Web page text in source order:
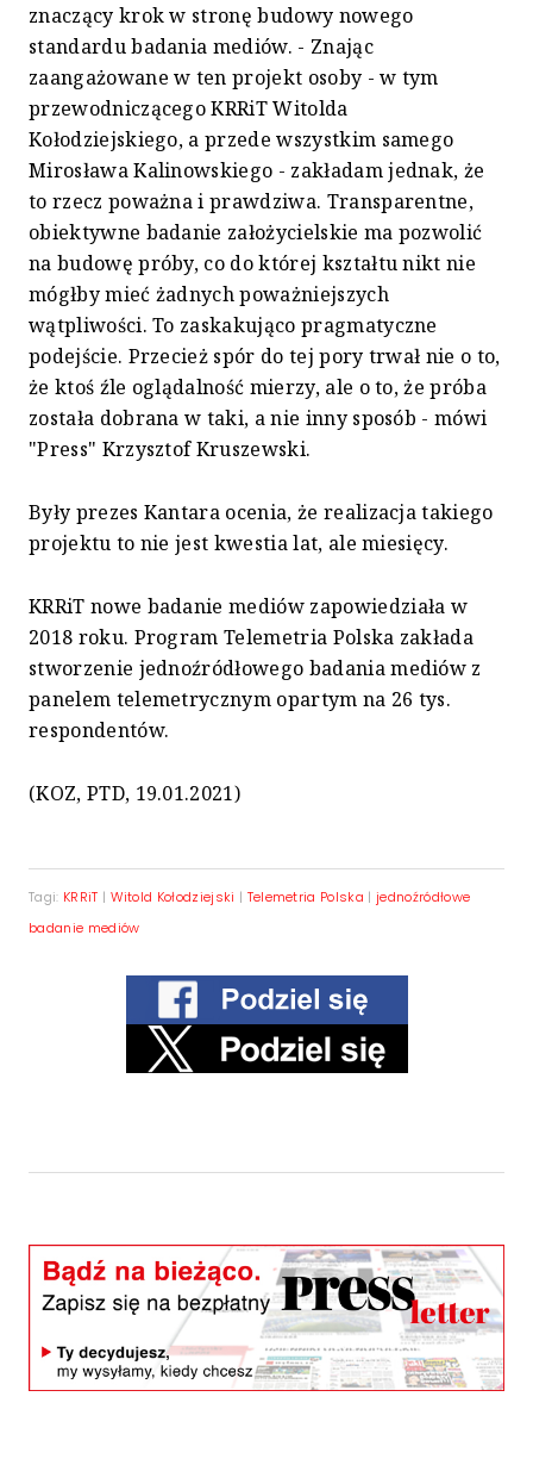
znaczący krok w stronę budowy nowego
standardu badania mediów. - Znając
zaangażowane w ten projekt osoby - w tym
przewodniczącego KRRiT Witolda
Kołodziejskiego, a przede wszystkim samego
Mirosława Kalinowskiego - zakładam jednak, że
to rzecz poważna i prawdziwa. Transparentne,
obiektywne badanie założycielskie ma pozwolić
na budowę próby, co do której kształtu nikt nie
mógłby mieć żadnych poważniejszych
wątpliwości. To zaskakująco pragmatyczne
podejście. Przecież spór do tej pory trwał nie o to,
że ktoś źle oglądalność mierzy, ale o to, że próba
została dobrana w taki, a nie inny sposób - mówi
"Press" Krzysztof Kruszewski.
Były prezes Kantara ocenia, że realizacja takiego
projektu to nie jest kwestia lat, ale miesięcy.
KRRiT nowe badanie mediów zapowiedziała w
2018 roku. Program Telemetria Polska zakłada
stworzenie jednoźródłowego badania mediów z
panelem telemetrycznym opartym na 26 tys.
respondentów.
(KOZ, PTD, 19.01.2021)
Tagi: KRRiT | Witold Kołodziejski | Telemetria Polska | jednoźródłowe
badanie mediów